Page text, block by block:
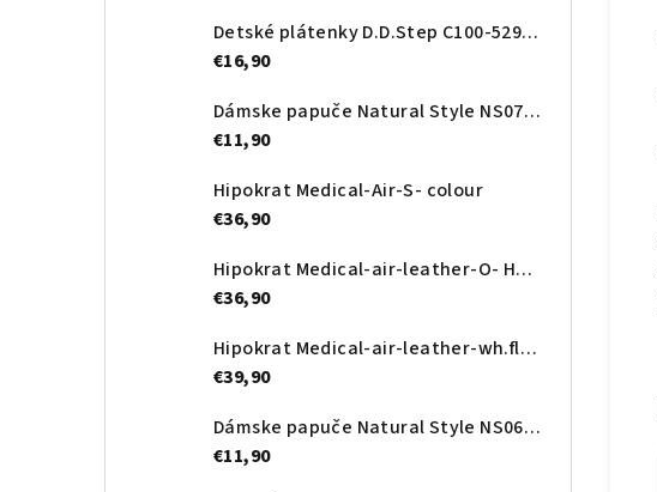
Detské plátenky D.D.Step C100-52989A Royal blue
€16,90
Dámske papuče Natural Style NS075 sivé
€11,90
Hipokrat Medical-Air-S- colour
€36,90
Hipokrat Medical-air-leather-O- Heart
€36,90
Hipokrat Medical-air-leather-wh.flower
€39,90
Dámske papuče Natural Style NS068 Béž
€11,90